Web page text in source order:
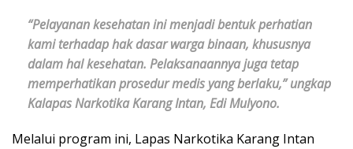
“Pelayanan kesehatan ini menjadi bentuk perhatian
kami terhadap hak dasar warga binaan, khususnya
dalam hal kesehatan. Pelaksanaannya juga tetap
memperhatikan prosedur medis yang berlaku,” ungkap
Kalapas Narkotika Karang Intan, Edi Mulyono.
Melalui program ini, Lapas Narkotika Karang Intan